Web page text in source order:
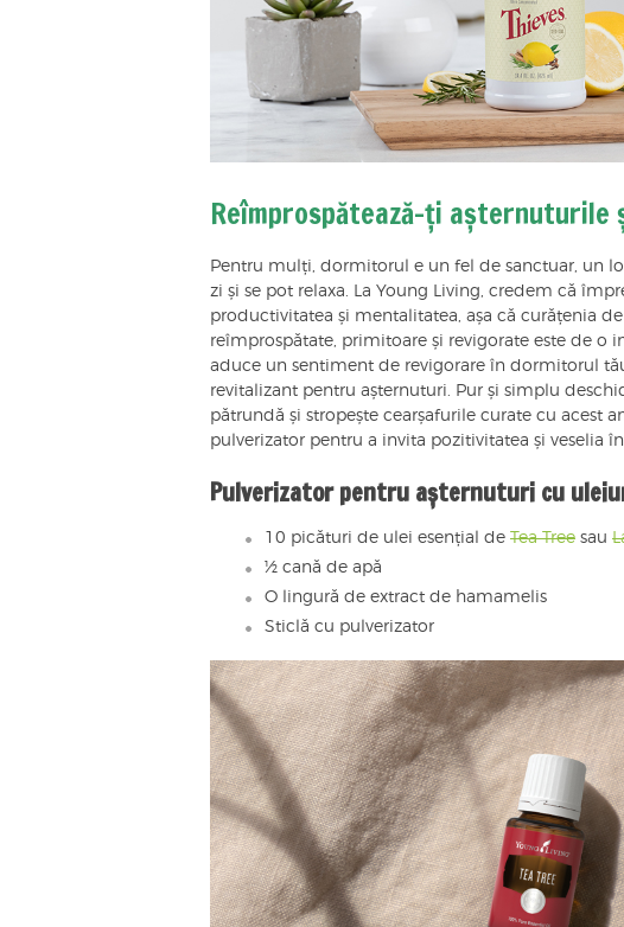
Reîmprospătează-ți așternuturile
Pentru mulți, dormitorul e un fel de sanctuar, un
zi și se pot relaxa. La Young Living, credem că
productivitatea și mentalitatea, așa că curățenia
reîmprospătate, primitoare și revigorate este de o
aduce un sentiment de revigorare în dormitorul
revitalizant pentru așternuturi. Pur și simplu
pătrundă și stropește cearșafurile curate cu acest
pulverizator pentru a invita pozitivitatea și veselia
Pulverizator pentru așternuturi cu
10 picături de ulei esențial de Tea Tree sau
½ cană de apă
O lingură de extract de hamamelis
Sticlă cu pulverizator